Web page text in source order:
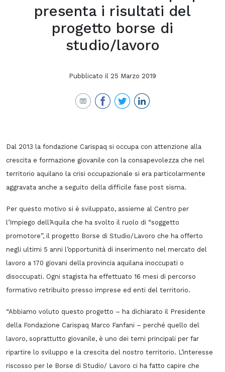
presenta i risultati del
progetto borse di
studio/lavoro
Pubblicato il 25 Marzo 2019
Dal 2013 la fondazione Carispaq si occupa con attenzione alla
crescita e formazione giovanile con la consapevolezza che nel
territorio aquilano la crisi occupazionale si era particolarmente
aggravata anche a seguito della difficile fase post sisma.
Per questo motivo si è sviluppato, assieme al Centro per
l’Impiego dell’Aquila che ha svolto il ruolo di “soggetto
promotore”, il progetto Borse di Studio/Lavoro che ha offerto
negli ultimi 5 anni l’opportunità di inserimento nel mercato del
lavoro a 170 giovani della provincia aquilana inoccupati o
disoccupati. Ogni stagista ha effettuato 16 mesi di percorso
formativo retribuito presso imprese ed enti del territorio.
“Abbiamo voluto questo progetto – ha dichiarato il Presidente
della Fondazione Carispaq Marco Fanfani – perché quello del
lavoro, soprattutto giovanile, è uno dei temi principali per far
ripartire lo sviluppo e la crescita del nostro territorio. L’interesse
riscosso per le Borse di Studio/ Lavoro ci ha fatto capire che